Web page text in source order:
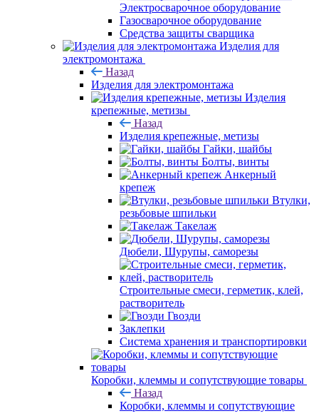
Электросварочное оборудование
Газосварочное оборудование
Средства защиты сварщика
Изделия для
электромонтажа
Назад
Изделия для электромонтажа
Изделия
крепежные, метизы
Назад
Изделия крепежные, метизы
Гайки, шайбы
Болты, винты
Анкерный
крепеж
Втулки,
резьбовые шпильки
Такелаж
Дюбели, Шурупы, саморезы
Строительные смеси, герметик, клей,
растворитель
Гвозди
Заклепки
Система хранения и транспортировки
Коробки, клеммы и сопутствующие товары
Назад
Коробки, клеммы и сопутствующие